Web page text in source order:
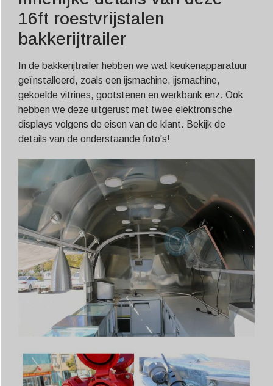
16ft roestvrijstalen
bakkerijtrailer
In de bakkerijtrailer hebben we wat keukenapparatuur
geïnstalleerd, zoals een ijsmachine, ijsmachine,
gekoelde vitrines, gootstenen en werkbank enz. Ook
hebben we deze uitgerust met twee elektronische
displays volgens de eisen van de klant. Bekijk de
details van de onderstaande foto's!